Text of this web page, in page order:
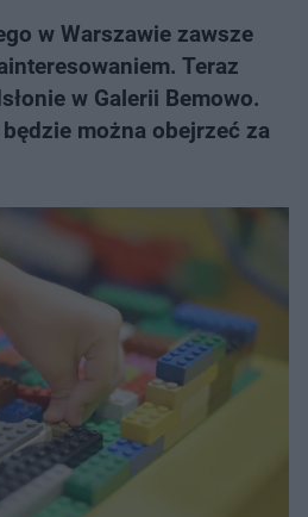
w Warszawie zawsze
Teraz
w Galerii Bemowo.
można obejrzeć za